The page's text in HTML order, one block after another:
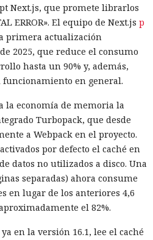
se está desarrollandoen sentido
Ciberespacio de China
de los productos de la
que se venden en el
para la infraestructura
nacional.
concretos de la compañía
la naturaleza de posibles
medidas podrían seguir en
del empeoramiento de las
entre Pekín y
peligro la frágil tregua
de China anunció
Next.js, que promete librarlos
ERROR». El equipo de Next.js p
primera actualización
2025, que reduce el consumo
hasta un 90% y, además,
en general.
economía de memoria la
Turbopack, que desde
a Webpack en el proyecto.
por defecto el caché en
datos no utilizados a disco. Una
separadas) ahora consume
en lugar de los anteriores 4,6
el 82%.
en la versión 16.1, lee el caché